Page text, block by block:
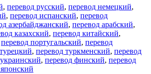
, перевод русский, перевод немецкий,
, перевод испанский, перевод
азербайджанский, перевод арабский,
казахский, перевод китайский,
перевод португальский, перевод
, перевод туркменский, перевод
, перевод финский, перевод